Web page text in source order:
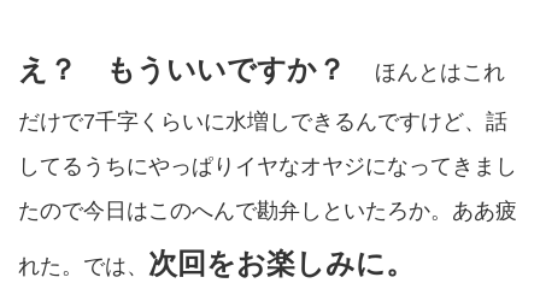
え？ もういいですか？ ほんとはこれ
だけで7千字くらいに水増しできるんですけど、話
してるうちにやっぱりイヤなオヤジになってきまし
たので今日はこのへんで勘弁しといたろか。ああ疲
れた。では、 次回をお楽しみに。